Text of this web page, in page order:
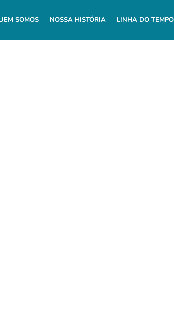
SOMOS NOSSA HISTÓRIA LINHA DO TEMPO